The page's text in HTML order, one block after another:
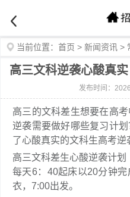
当前位置： 首页 > 新闻资讯 >
高三文科逆袭心酸真
发布时间：
高三的文科差生想要在高
逆袭需要做好哪些复习计
了心酸真实的文科生高考逆
高三文科差生心酸逆袭计划
每天6：40起床以20分钟
衣，7:00出发。